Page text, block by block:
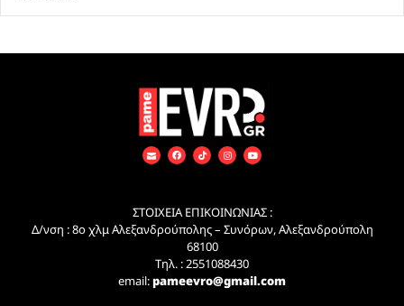
ΣΤΟΙΧΕΙΑ ΕΠΙΚΟΙΝΩΝΙΑΣ :
Δ/νση : 8ο χλμ Αλεξανδρούπολης – Συνόρων, Αλεξανδρούπολη
68100
Τηλ. : 2551088430
email:pameevro@gmail.com